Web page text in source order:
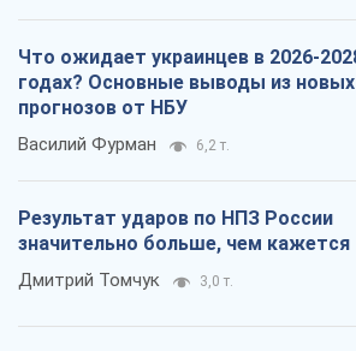
Что ожидает украинцев в 2026-
годах? Основные выводы из новых
прогнозов от НБУ
Василий Фурман 6,2 т.
Результат ударов по НПЗ России
значительно больше, чем кажется
Дмитрий Томчук 3,0 т.